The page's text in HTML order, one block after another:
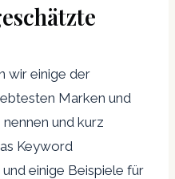
wir einige der
Marken und
und kurz
Keyword
einige Beispiele für